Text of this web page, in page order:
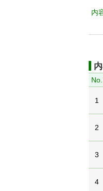
内
No.
1
2
3
4